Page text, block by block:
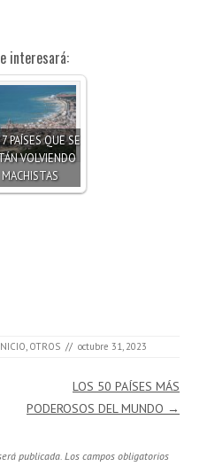
interesará:
PAÍSES QUE SE
VOLVIENDO
MACHISTAS
OTROS // octubre 31, 2023
LOS 50 PAÍSES MÁS
PODEROSOS DEL MUNDO →
publicada. Los campos obligatorios